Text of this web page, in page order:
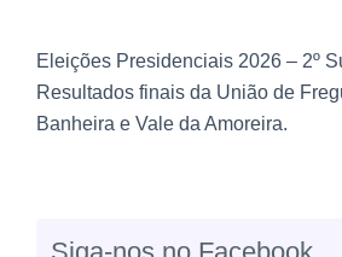
Eleições Presidenciais 2026 – 2º
Resultados finais da União de
Banheira e Vale da Amoreira.
Siga-nos no Facebook